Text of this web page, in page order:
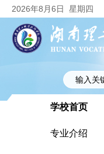
2026年8月6日 星期四
学校首页
专业介绍